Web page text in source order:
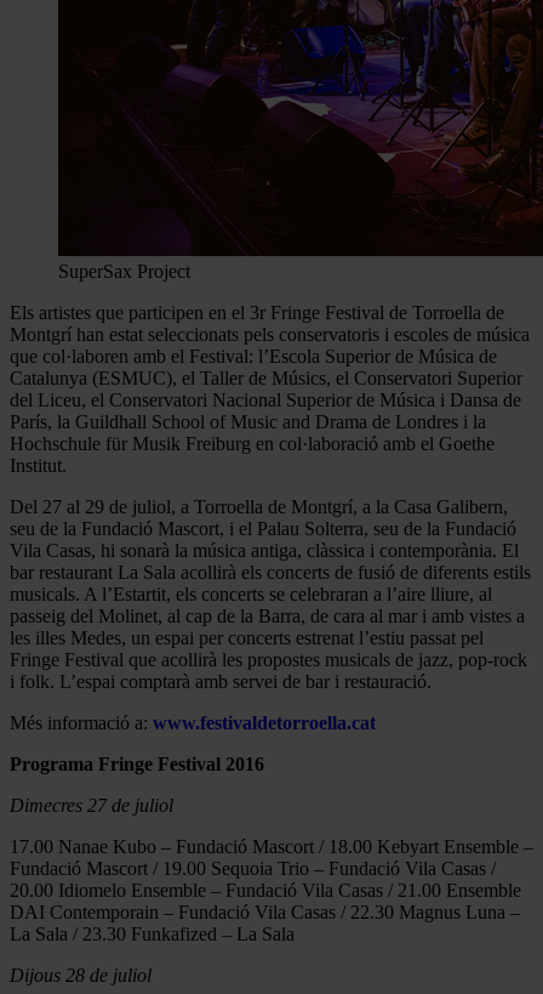
SuperSax Project
Els artistes que participen en el 3r Fringe Festival de Torroella de
Montgrí han estat seleccionats pels conservatoris i escoles de música
que col·laboren amb el Festival: l’Escola Superior de Música de
Catalunya (ESMUC), el Taller de Músics, el Conservatori Superior
del Liceu, el Conservatori Nacional Superior de Música i Dansa de
París, la Guildhall School of Music and Drama de Londres i la
Hochschule für Musik Freiburg en col·laboració amb el Goethe
Institut.
Del 27 al 29 de juliol, a Torroella de Montgrí, a la Casa Galibern,
seu de la Fundació Mascort, i el Palau Solterra, seu de la Fundació
Vila Casas, hi sonarà la música antiga, clàssica i contemporània. El
bar restaurant La Sala acollirà els concerts de fusió de diferents estils
musicals. A l’Estartit, els concerts se celebraran a l’aire lliure, al
passeig del Molinet, al cap de la Barra, de cara al mar i amb vistes a
les illes Medes, un espai per concerts estrenat l’estiu passat pel
Fringe Festival que acollirà les propostes musicals de jazz, pop-rock
i folk. L’espai comptarà amb servei de bar i restauració.
Més informació a: www.festivaldetorroella.cat
Programa Fringe Festival 2016
Dimecres 27 de juliol
17.00 Nanae Kubo – Fundació Mascort / 18.00 Kebyart Ensemble –
Fundació Mascort / 19.00 Sequoia Trio – Fundació Vila Casas /
20.00 Idiomelo Ensemble – Fundació Vila Casas / 21.00 Ensemble
DAI Contemporain – Fundació Vila Casas / 22.30 Magnus Luna –
La Sala / 23.30 Funkafized – La Sala
Dijous 28 de juliol